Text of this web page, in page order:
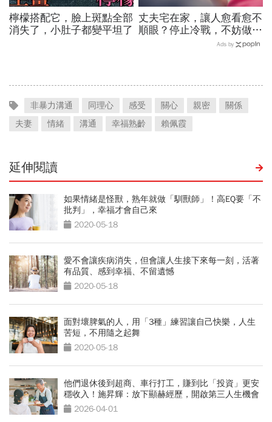
檸檬搭配它，臉上斑點全部
消失了，小肚子都變平坦了
丈夫宅在家，讓人愈看愈不
順眼？停止冷戰，不妨做這
Ads by
非暴力溝通 同理心 感受 關心 親密
關係
夫妻
情緒 溝通 幸福熟齡 賴佩霞
延伸閱讀
如果情緒是怪獸，熟年就做「馴獸師」！高EQ要「不
批判」，幸福才會自己來
2020-05-18
愛不會讓疾病消失，但會讓人生接下來每一刻，活著
有品質、感到幸福、不留遺憾
2020-05-18
面對壞脾氣的人，用「3種」練習讓自己快樂，人生
苦短，不用隨之起舞
2020-05-18
他們退休後到超商、車行打工，賺到比「投資」更安
穩收入！施昇輝：放下顯赫經歷，開啟第三人生機會
2026-04-01